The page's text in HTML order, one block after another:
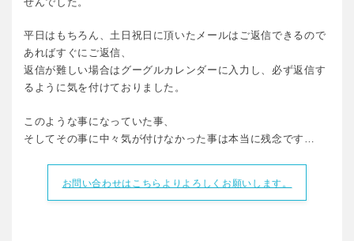
平日はもちろん、土日祝日に頂いたメールはご返信できるので
あればすぐにご返信、
返信が難しい場合はグーグルカレンダーに入力し、必ず返信す
るように気を付けておりました。
このような事になっていた事、
そしてその事に中々気が付けなかった事は本当に残念です…
お問い合わせはこちらよりよろしくお願いします。